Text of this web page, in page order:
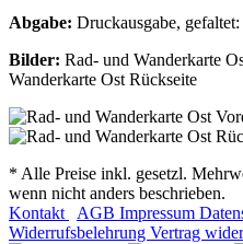
Abgabe: Druckausgabe,
Bilder: Rad- und Wanderkarte
Wanderkarte Ost Rückseite
* Alle Preise inkl. gesetzl.
wenn nicht anders beschrieben.
Kontakt
AGB Impressum
Widerrufsbelehrung Vertrag